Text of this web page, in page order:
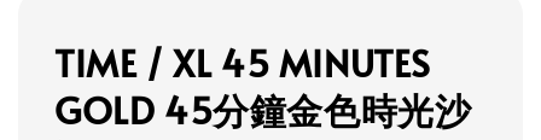
TIME / XL 45 MINUTES
GOLD 45分鐘金色時光沙